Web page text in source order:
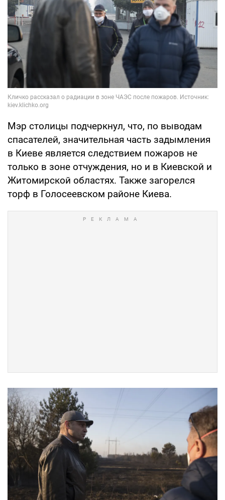
Мэр столицы подчеркнул, что, по выводам
спасателей, значительная часть задымления
в Киеве является следствием пожаров не
только в зоне отчуждения, но и в Киевской и
Житомирской областях. Также загорелся
торф в Голосеевском районе Киева.